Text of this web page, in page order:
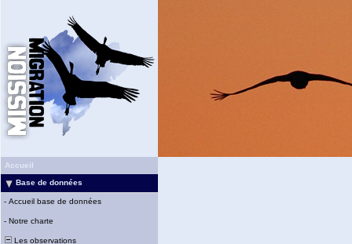
Accueil
Base de données
- Accueil base de données
- Notre charte
Les observations